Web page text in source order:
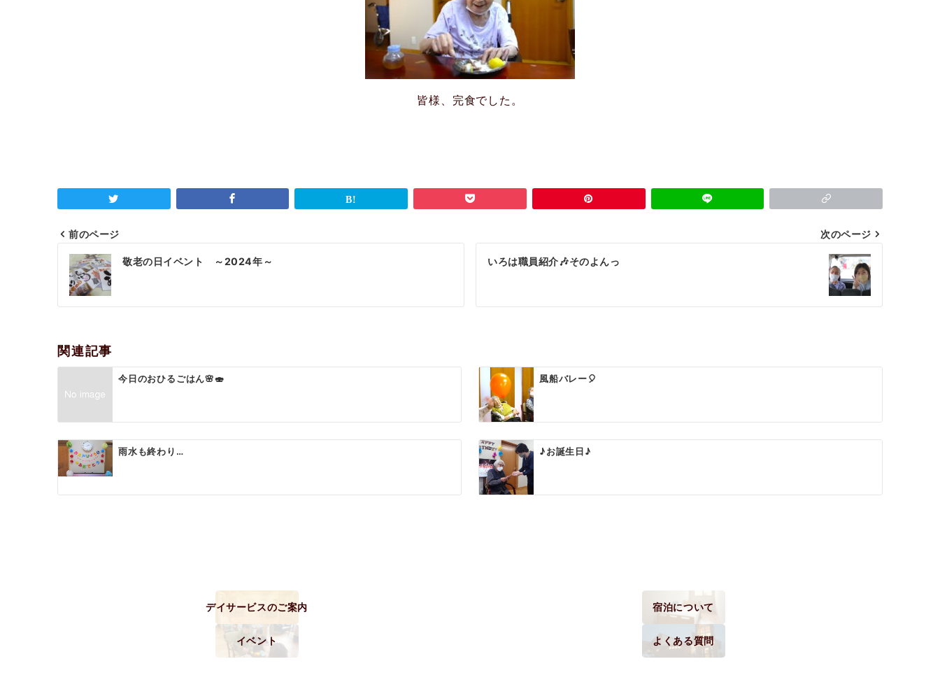
皆様、完食でした。
投
稿
ナ
ゲ
ー
シ
ョ
ン
前のページ
敬老の日イベント ～2024年～
次のページ
いろは職員紹介🎶そのよんっ
関連記事
今日のおひるごはん🌸🍣 風船バレー🎈
雨水も終わり… ♪お誕生日♪
デイサービスのご案内 宿泊について
イベント よくある質問